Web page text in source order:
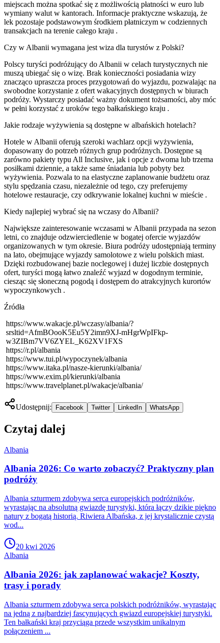
miejscach można spotkać się z możliwością płatności w euro lub
wymiany walut w kantorach. Informacje praktyczne wskazują, że
lek pozostaje podstawowym środkiem płatniczym w codziennych
transakcjach na terenie całego kraju .
Czy w Albanii wymagana jest wiza dla turystów z Polski?
Polscy turyści podróżujący do Albanii w celach turystycznych nie
muszą ubiegać się o wizę. Brak konieczności posiadania wizy
znacząco upraszcza proces przygotowań do wyjazdu, pozwalając na
swobodne korzystanie z ofert wakacyjnych dostępnych w biurach
podróży. Wystarczy posiadać ważny dokument tożsamości, aby móc
w pełni korzystać z uroków tego bałkańskiego kraju .
Jakie rodzaje wyżywienia są dostępne w albańskich hotelach?
Hotele w Albanii oferują szeroki wachlarz opcji wyżywienia,
dopasowany do potrzeb różnych grup podróżnych. Dostępne są
zarówno pakiety typu All Inclusive, jak i opcje z dwoma lub trzema
posiłkami dziennie, a także same śniadania lub pobyty bez
wyżywienia. Pozwala to na elastyczne zaplanowanie budżetu oraz
stylu spędzania czasu, niezależnie od tego, czy preferujemy
hotelowe restauracje, czy odkrywanie lokalnej kuchni w mieście .
Kiedy najlepiej wybrać się na wczasy do Albanii?
Największe zainteresowanie wczasami w Albanii przypada na sezon
letni, co znajduje odzwierciedlenie w bogatej ofercie wyjazdów
organizowanych w tym okresie. Biura podróży udostępniają terminy
na lato, obejmujące wyjazdy samolotowe z wielu polskich miast.
Dzięki rozbudowanej bazie noclegowej i dużej liczbie dostępnych
ofert, turyści mogą łatwo znaleźć wyjazd w dogodnym terminie,
ciesząc się słoneczną pogodą i dostępem do atrakcyjnych kurortów
wypoczynkowych .
Źródła
https://www.wakacje.pl/wczasy/albania/?
srsltid=AfmBOooK5Eu5Y2imn9XJ-mHgrWpIFkp-
w3ZIBm7VV6ZYEL_K62XV1FXS
https://r.pl/albania
https://www.tui.pl/wypoczynek/albania
https://www.itaka.pl/nasze-kierunki/albania/
https://www.exim.pl/kierunki/albania
https://www.travelplanet.pl/wakacje/albania/
Udostępnij: Facebook Twitter LinkedIn WhatsApp
Czytaj dalej
Albania
Albania 2026: Co warto zobaczyć? Praktyczny plan
podróży
Albania szturmem zdobywa serca europejskich podróżników,
wyrastając na absolutną gwiazdę turystyki, która łączy dzikie piękno
natury z bogatą historią. Riwiera Albańska, z jej krystalicznie czystą
wod...
20 kwi 2026
Albania
Albania 2026: jak zaplanować wakacje? Koszty,
trasy i porady
Albania szturmem zdobywa serca polskich podróżników, wyrastając
na jedną z najbardziej fascynujących gwiazd europejskiej turystyki.
Ten bałkański kraj przyciąga przede wszystkim unikalnym
połączeniem ...